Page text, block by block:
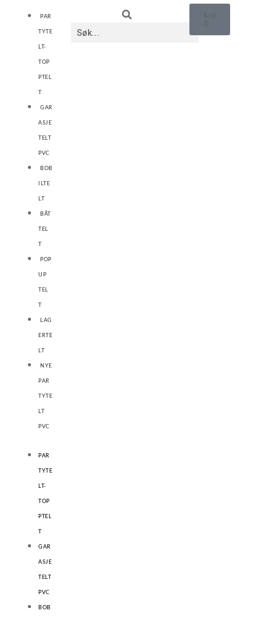
PAR
TYTE
LT-
TOP
PTEL
GAR
ASJE
TELT
PVC
BOB
ILTE
LT
BÅT
TEL
POP
UP
TEL
LAG
ERTE
LT
NYE
PAR
TYTE
LT
PVC
PAR
TYTE
LT-
TOP
PTEL
T
GAR
ASJE
TELT
PVC
BOB
kr0
0